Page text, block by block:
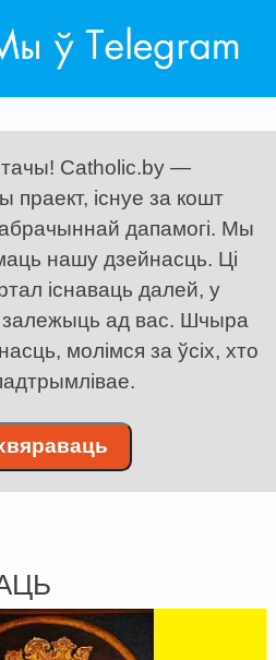
Catholic.by —
праект, існуе за кошт
дапамогі. Мы
нашу дзейнасць. Ці
існаваць далей, у
залежыць ад вас. Шчыра
молімся за ўсіх, хто